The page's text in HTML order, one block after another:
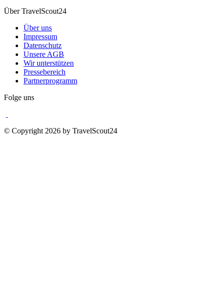
Über TravelScout24
Über uns
Impressum
Datenschutz
Unsere AGB
Wir unterstützen
Pressebereich
Partnerprogramm
Folge uns
© Copyright 2026 by TravelScout24